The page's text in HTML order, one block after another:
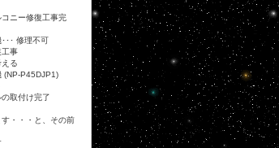
ニー修復工事完
･･ 修理不可
事
る
(NP-P45DJP1)
取付け完了
・・・と、その前